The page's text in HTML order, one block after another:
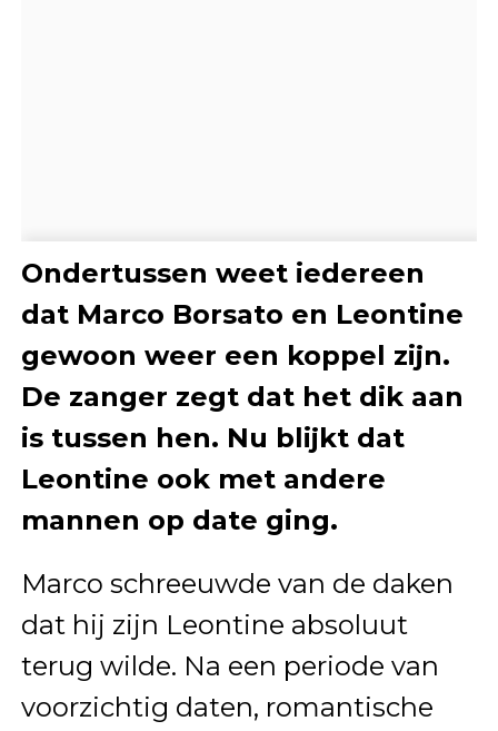
Ondertussen weet iedereen
dat Marco Borsato en Leontine
gewoon weer een koppel zijn.
De zanger zegt dat het dik aan
is tussen hen. Nu blijkt dat
Leontine ook met andere
mannen op date ging.
Marco schreeuwde van de daken
dat hij zijn Leontine absoluut
terug wilde. Na een periode van
voorzichtig daten, romantische